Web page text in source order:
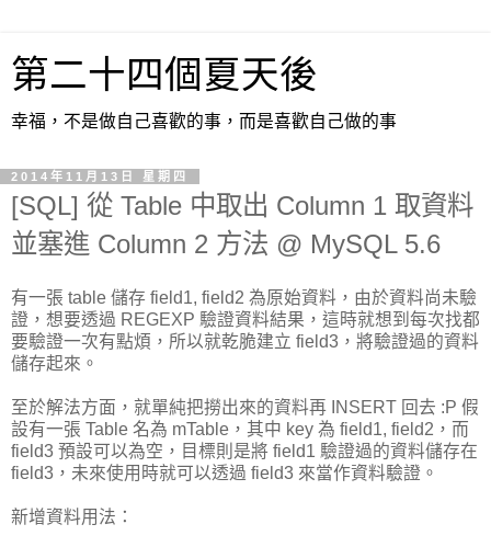
第二十四個夏天後
幸福，不是做自己喜歡的事，而是喜歡自己做的事
2014年11月13日 星期四
[SQL] 從 Table 中取出 Column 1 取資料
並塞進 Column 2 方法 @ MySQL 5.6
有一張 table 儲存 field1, field2 為原始資料，由於資料尚未驗
證，想要透過 REGEXP 驗證資料結果，這時就想到每次找都
要驗證一次有點煩，所以就乾脆建立 field3，將驗證過的資料
儲存起來。
至於解法方面，就單純把撈出來的資料再 INSERT 回去 :P 假
設有一張 Table 名為 mTable，其中 key 為 field1, field2，而
field3 預設可以為空，目標則是將 field1 驗證過的資料儲存在
field3，未來使用時就可以透過 field3 來當作資料驗證。
新增資料用法：